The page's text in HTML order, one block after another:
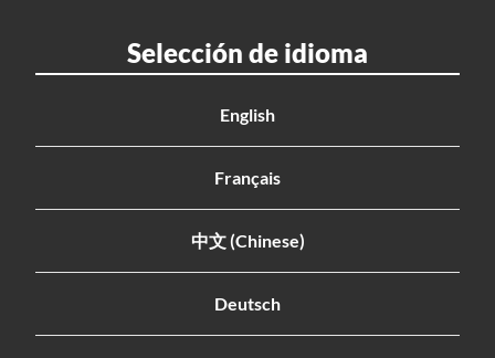
Selección de idioma
English
Français
中文 (Chinese)
Deutsch